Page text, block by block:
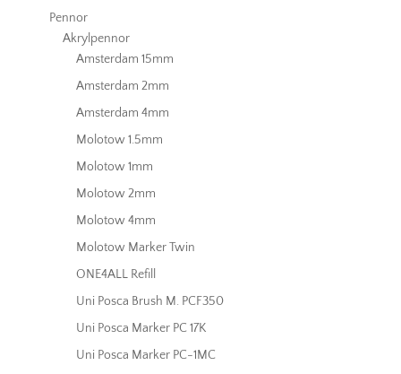
Pennor
Akrylpennor
Amsterdam 15mm
Amsterdam 2mm
Amsterdam 4mm
Molotow 1.5mm
Molotow 1mm
Molotow 2mm
Molotow 4mm
Molotow Marker Twin
ONE4ALL Refill
Uni Posca Brush M. PCF350
Uni Posca Marker PC 17K
Uni Posca Marker PC-1MC